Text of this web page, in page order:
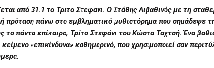
από 31.1 το Τριτο Στεφανι. ΟΣτάθης Λιβαθινός με τη
πρόταση πάνω στο εμβληματικό μυθιστόρημα που σημάδεψε
το πάντα επίκαιρο, Τρίτο Στεφάνι του Κώστα Ταχτσή. Ένα
«επικίνδυνα» καθημερινό, που χρησιμοποιεί σαν